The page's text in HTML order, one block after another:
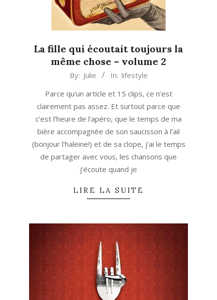
La fille qui écoutait toujours la
même chose – volume 2
By: Julie In: lifestyle
Parce qu’un article et 15 clips, ce n’est
clairement pas assez. Et surtout parce que
c’est l’heure de l’apéro, que le temps de ma
bière accompagnée de son saucisson à l’ail
(bonjour l’haleine!) et de sa clope, j’ai le temps
de partager avec vous, les chansons que
j’écoute quand je
LIRE LA SUITE